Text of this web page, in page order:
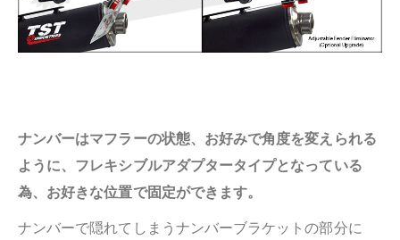
ナンバーはマフラーの状態、お好みで角度を変えられる
ように、 フレキシブルアダプタータイプとなっている
為、お好きな位置で固定ができます。
ナンバーで隠れてしまうナンバーブラケットの部分に